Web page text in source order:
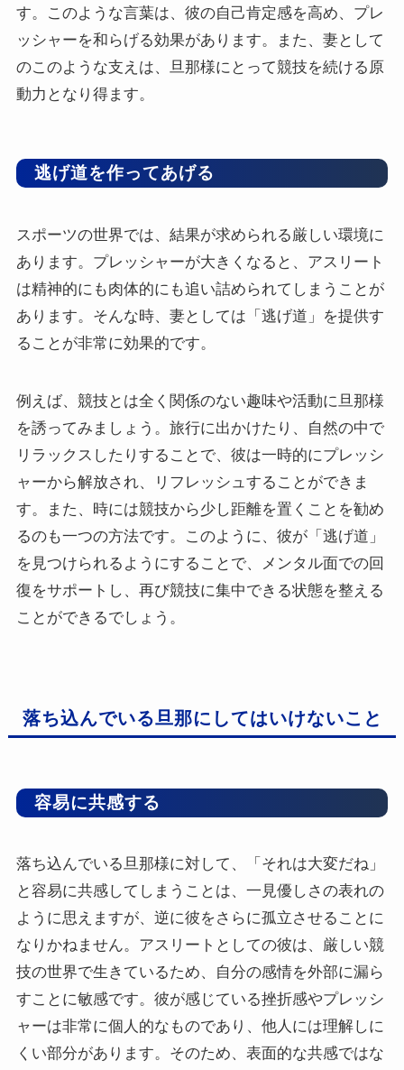
す。このような言葉は、彼の自己肯定感を高め、プレ
ッシャーを和らげる効果があります。また、妻として
のこのような支えは、旦那様にとって競技を続ける原
動力となり得ます。
逃げ道を作ってあげる
スポーツの世界では、結果が求められる厳しい環境に
あります。プレッシャーが大きくなると、アスリート
は精神的にも肉体的にも追い詰められてしまうことが
あります。そんな時、妻としては「逃げ道」を提供す
ることが非常に効果的です。
例えば、競技とは全く関係のない趣味や活動に旦那様
を誘ってみましょう。旅行に出かけたり、自然の中で
リラックスしたりすることで、彼は一時的にプレッシ
ャーから解放され、リフレッシュすることができま
す。また、時には競技から少し距離を置くことを勧め
るのも一つの方法です。このように、彼が「逃げ道」
を見つけられるようにすることで、メンタル面での回
復をサポートし、再び競技に集中できる状態を整える
ことができるでしょう。
落ち込んでいる旦那にしてはいけないこと
容易に共感する
落ち込んでいる旦那様に対して、「それは大変だね」
と容易に共感してしまうことは、一見優しさの表れの
ように思えますが、逆に彼をさらに孤立させることに
なりかねません。アスリートとしての彼は、厳しい競
技の世界で生きているため、自分の感情を外部に漏ら
すことに敏感です。彼が感じている挫折感やプレッシ
ャーは非常に個人的なものであり、他人には理解しに
くい部分があります。そのため、表面的な共感ではな